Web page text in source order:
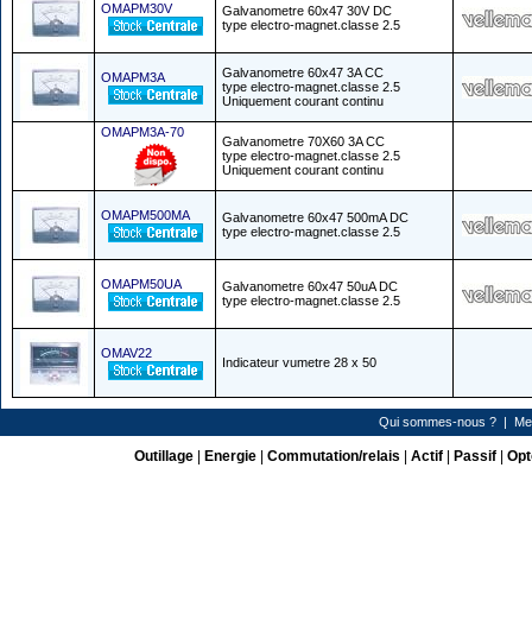
OMAPM30V
Galvanometre 60x47 30V DC
type electro-magnet.classe 2.5
OMAPM3A
Galvanometre 60x47 3A CC
type electro-magnet.classe 2.5
Uniquement courant continu
OMAPM3A-70
Galvanometre 70X60 3A CC
type electro-magnet.classe 2.5
Uniquement courant continu
OMAPM500MA
Galvanometre 60x47 500mA DC
type electro-magnet.classe 2.5
OMAPM50UA
Galvanometre 60x47 50uA DC
type electro-magnet.classe 2.5
OMAV22
Indicateur vumetre 28 x 50
Qui sommes-nous ? |
Outillage| Energie| Commutation/relais Actif| Passif|